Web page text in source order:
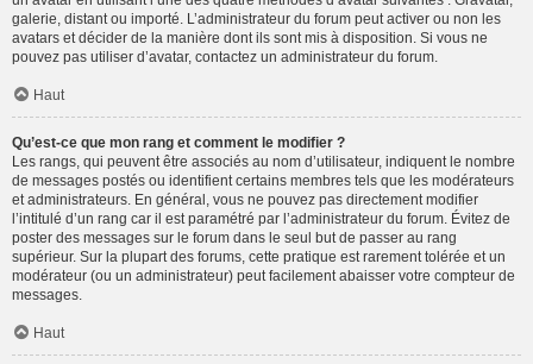
galerie, distant ou importé. L’administrateur du forum peut activer ou non les
avatars et décider de la manière dont ils sont mis à disposition. Si vous ne
pouvez pas utiliser d’avatar, contactez un administrateur du forum.
Haut
Qu’est-ce que mon rang et comment le modifier ?
Les rangs, qui peuvent être associés au nom d’utilisateur, indiquent le nombre
de messages postés ou identifient certains membres tels que les modérateurs
et administrateurs. En général, vous ne pouvez pas directement modifier
l’intitulé d’un rang car il est paramétré par l’administrateur du forum. Évitez de
poster des messages sur le forum dans le seul but de passer au rang
supérieur. Sur la plupart des forums, cette pratique est rarement tolérée et un
modérateur (ou un administrateur) peut facilement abaisser votre compteur de
messages.
Haut